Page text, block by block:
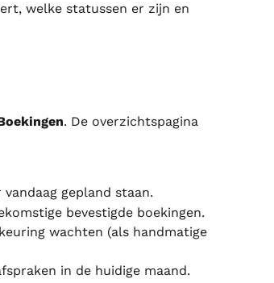
welke statussen er zijn en
. De overzichtspagina
gepland staan.
bevestigde boekingen.
wachten (als handmatige
in de huidige maand.